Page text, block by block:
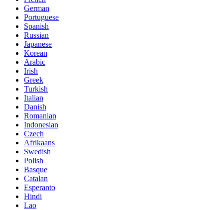
German
Portuguese
Spanish
Russian
Japanese
Korean
Arabic
Irish
Greek
Turkish
Italian
Danish
Romanian
Indonesian
Czech
Afrikaans
Swedish
Polish
Basque
Catalan
Esperanto
Hindi
Lao